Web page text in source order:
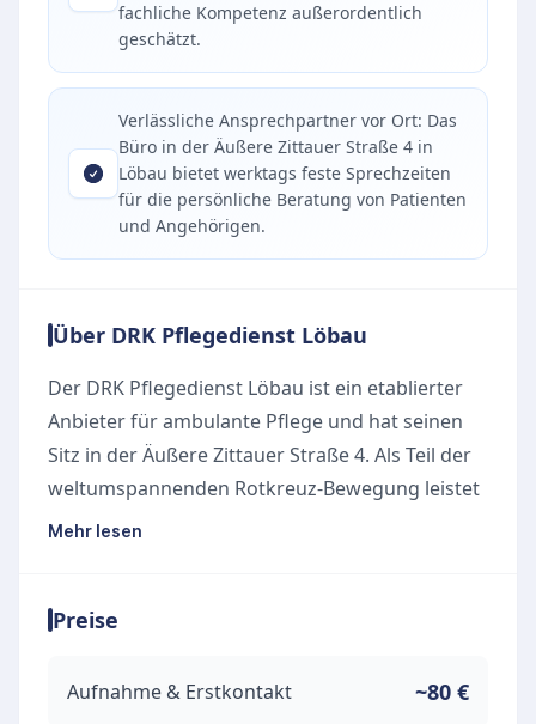
fachliche Kompetenz außerordentlich
geschätzt.
Verlässliche Ansprechpartner vor Ort: Das
Büro in der Äußere Zittauer Straße 4 in
Löbau bietet werktags feste Sprechzeiten
für die persönliche Beratung von Patienten
und Angehörigen.
Über DRK Pflegedienst Löbau
Der DRK Pflegedienst Löbau ist ein etablierter
Anbieter für ambulante Pflege und hat seinen
Sitz in der Äußere Zittauer Straße 4. Als Teil der
weltumspannenden Rotkreuz-Bewegung leistet
der Dienst Hilfe allein nach dem Maß der Not,
Pflegebedürftigen und ihren Angehörigen mit
zur Seite, um den Alltag bestmöglich zu
Mehr lesen
Preise
Aufnahme & Erstkontakt ~80 €